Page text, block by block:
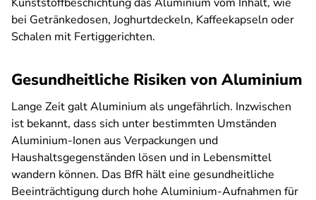
bei Getränkedosen, Joghurtdeckeln, Kaffeekapseln oder
Schalen mit Fertiggerichten.
Gesundheitliche Risiken von Aluminium
Lange Zeit galt Aluminium als ungefährlich. Inzwischen
ist bekannt, dass sich unter bestimmten Umständen
Aluminium-Ionen aus Verpackungen und
Haushaltsgegenständen lösen und in Lebensmittel
wandern können. Das BfR hält eine gesundheitliche
Beeinträchtigung durch hohe Aluminium-Aufnahmen für